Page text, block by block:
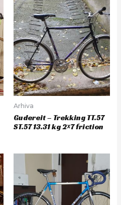
Arhiva
Gudereit – Trekking TT.57
ST.57 13.31 kg 2×7 friction